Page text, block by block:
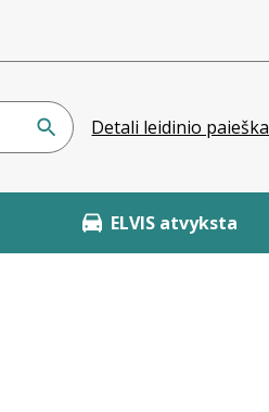
Detali leidinio paieška
ELVIS atvyksta